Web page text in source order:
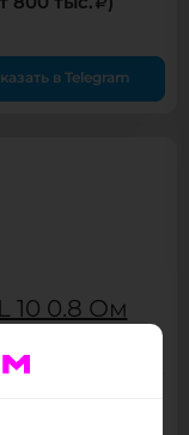
в Telegram
10 0.8 Ом